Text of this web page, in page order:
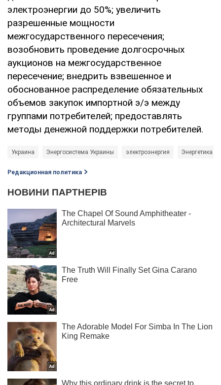
электроэнергии до 50%; увеличить
разрешенные мощности
межгосударственного пересечения;
возобновить проведение долгосрочных
аукционов на межгосударственное
пересечение; внедрить взвешенное и
обоснованное распределение обязательных
объемов закупок импортной э/э между
группами потребителей; предоставлять
методы денежной поддержки потребителей.
Украина Энергосистема Украины электроэнергия Энергетика
Редакционная политика